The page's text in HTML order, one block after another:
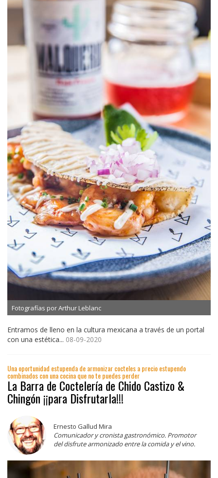
Fotografías por Arthur Leblanc
Entramos de lleno en la cultura mexicana a través de un portal
con una estética... 08-09-2020
Una oportunidad estupenda de armonizar cocteles a precio estupendo
combinados con una cocina que no te puedes perder
La Barra de Coctelería de Chido Castizo &
Chingón ¡¡para Disfrutarla!!!
Ernesto Gallud Mira
Comunicador y cronista gastronómico. Promotor
del disfrute armonizado entre la comida y el vino.